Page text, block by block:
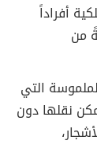
أفراداً
من
التي
نقلها دون